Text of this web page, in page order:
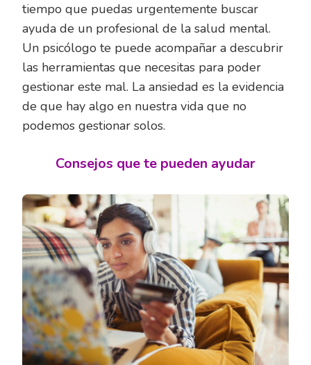
tiempo que puedas urgentemente buscar
ayuda de un profesional de la salud mental.
Un psicólogo te puede acompañar a descubrir
las herramientas que necesitas para poder
gestionar este mal. La ansiedad es la evidencia
de que hay algo en nuestra vida que no
podemos gestionar solos.
Consejos que te pueden ayudar